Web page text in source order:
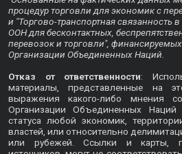
процедур торговли для экономик с
и "Торгово-транспортная связанность
ООН для бесконтактных,
перевозок и торговли",
Организации Объединенных Наций.
Отказ от ответственности:
материалы, представленные на
выражения какого-либо мнения
Организации Объединенных Наций
статуса любой экономик,
властей, или относительно
или рубежей. Ссылки и карты,